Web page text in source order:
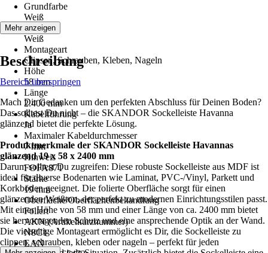
Grundfarbe
Weiß
Farbton
Weiß
Montageart
Clipsen, Schrauben, Kleben, Nageln
Höhe
58 mm
Länge
2.400 mm
Kabelführung
Ja
Maximaler Kabeldurchmesser
7 mm
Hinweis
FOFA871
Stärke
19 mm
Oberfläche/Oberflächenbehandlung
Foliert
AKN (Artikelkurznummer)
N8C1
EAN
Mehr anzeigen
Beschreibung
Bereich überspringen
Mach Dir Gedanken um den perfekten Abschluss für Deinen Boden?
Das solltest Du nicht – die SKANDOR Sockelleiste Havanna
glänzend bietet die perfekte Lösung.
Produktmerkmale der SKANDOR Sockelleiste Havannas
glänzend 19 x 58 x 2400 mm
Darum solltest Du zugreifen: Diese robuste Sockelleiste aus MDF ist
ideal für diverse Bodenarten wie Laminat, PVC-/Vinyl, Parkett und
Korkböden geeignet. Die folierte Oberfläche sorgt für einen
glänzenden Weißton, der perfekt zu modernen Einrichtungsstilen passt.
Mit einer Höhe von 58 mm und einer Länge von ca. 2400 mm bietet
sie hervorragenden Schutz und eine ansprechende Optik an der Wand.
Die vielseitige Montageart ermöglicht es Dir, die Sockelleiste zu
clippen, schrauben, kleben oder nageln – perfekt für jeden